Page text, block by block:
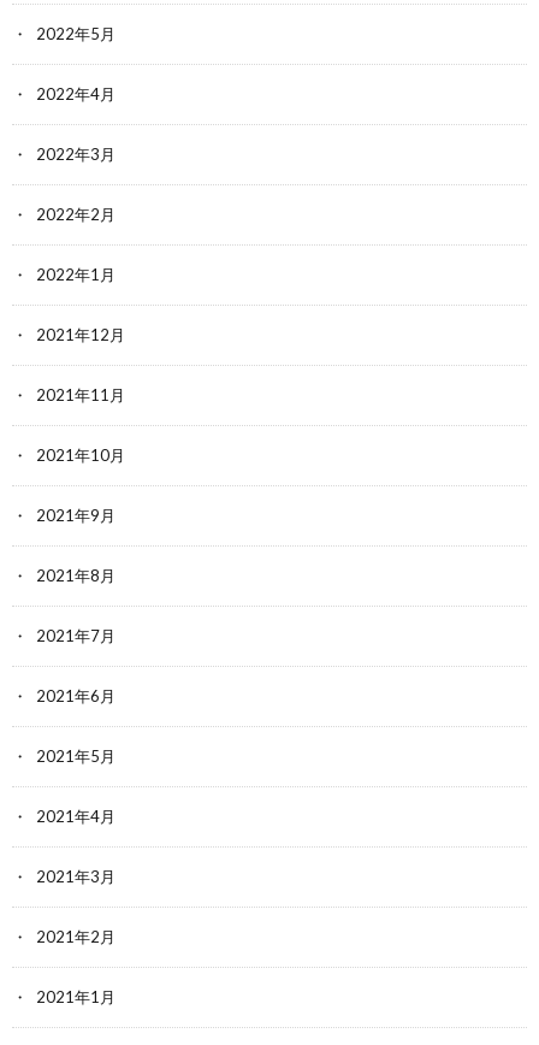
2022年5月
2022年4月
2022年3月
2022年2月
2022年1月
2021年12月
2021年11月
2021年10月
2021年9月
2021年8月
2021年7月
2021年6月
2021年5月
2021年4月
2021年3月
2021年2月
2021年1月